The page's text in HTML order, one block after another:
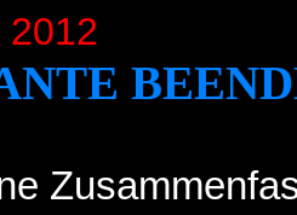
2012